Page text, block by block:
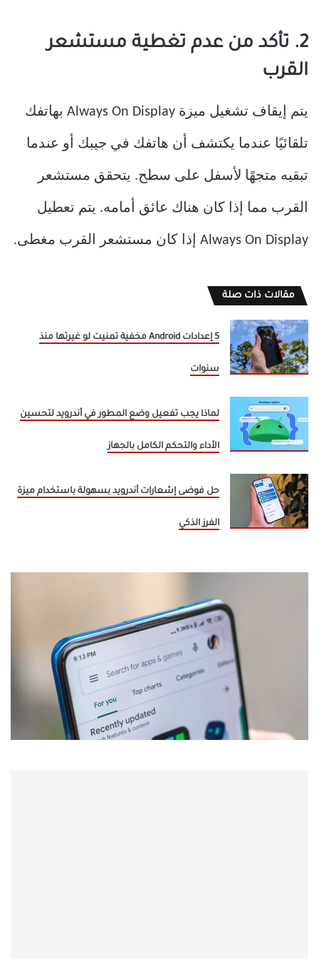
2. تأكد من عدم تغطية مستشعر
القرب
يتم إيقاف تشغيل ميزة Always On Display بهاتفك
تلقائيًا عندما يكتشف أن هاتفك في جيبك أو عندما
تبقيه متجهًا لأسفل على سطح. يتحقق مستشعر
القرب مما إذا كان هناك عائق أمامه. يتم تعطيل
Always On Display إذا كان مستشعر القرب مغطى.
مقالات ذات صلة
5 إعدادات Android مخفية تمنيت لو غيرتها منذ
سنوات
لماذا يجب تفعيل وضع المطور في أندرويد لتحسين
الأداء والتحكم الكامل بالجهاز
حل فوضى إشعارات أندرويد بسهولة باستخدام ميزة
الفرز الذكي